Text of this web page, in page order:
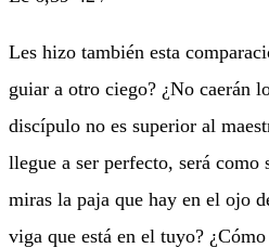
Les hizo también esta
guiar a otro ciego? ¿No caerán
discípulo no es superior al
llegue a ser perfecto, será como
miras la paja que hay en el ojo
viga que está en el tuyo?